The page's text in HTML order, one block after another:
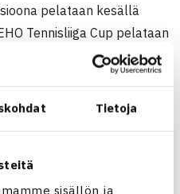
Tietoja
sisällön ja
pelataan kesällä
Tennisliiga Cup pelataan
I-divisioonaa pelaavat
sekä Rovaniemellä (lohko
tulee sopia
on sarjan alkamisesta